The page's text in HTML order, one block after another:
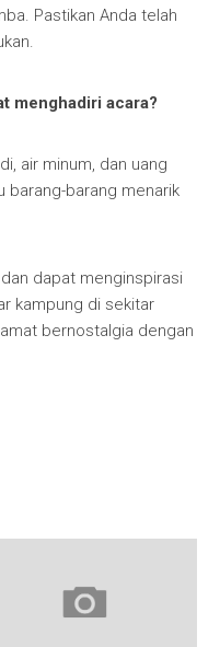
Pastikan Anda telah
menghadiri acara?
air minum, dan uang
barang-barang menarik
dapat menginspirasi
kampung di sekitar
bernostalgia dengan